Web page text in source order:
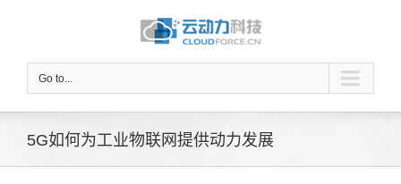
Go to...
5G如何为工业物联网提供动力发展